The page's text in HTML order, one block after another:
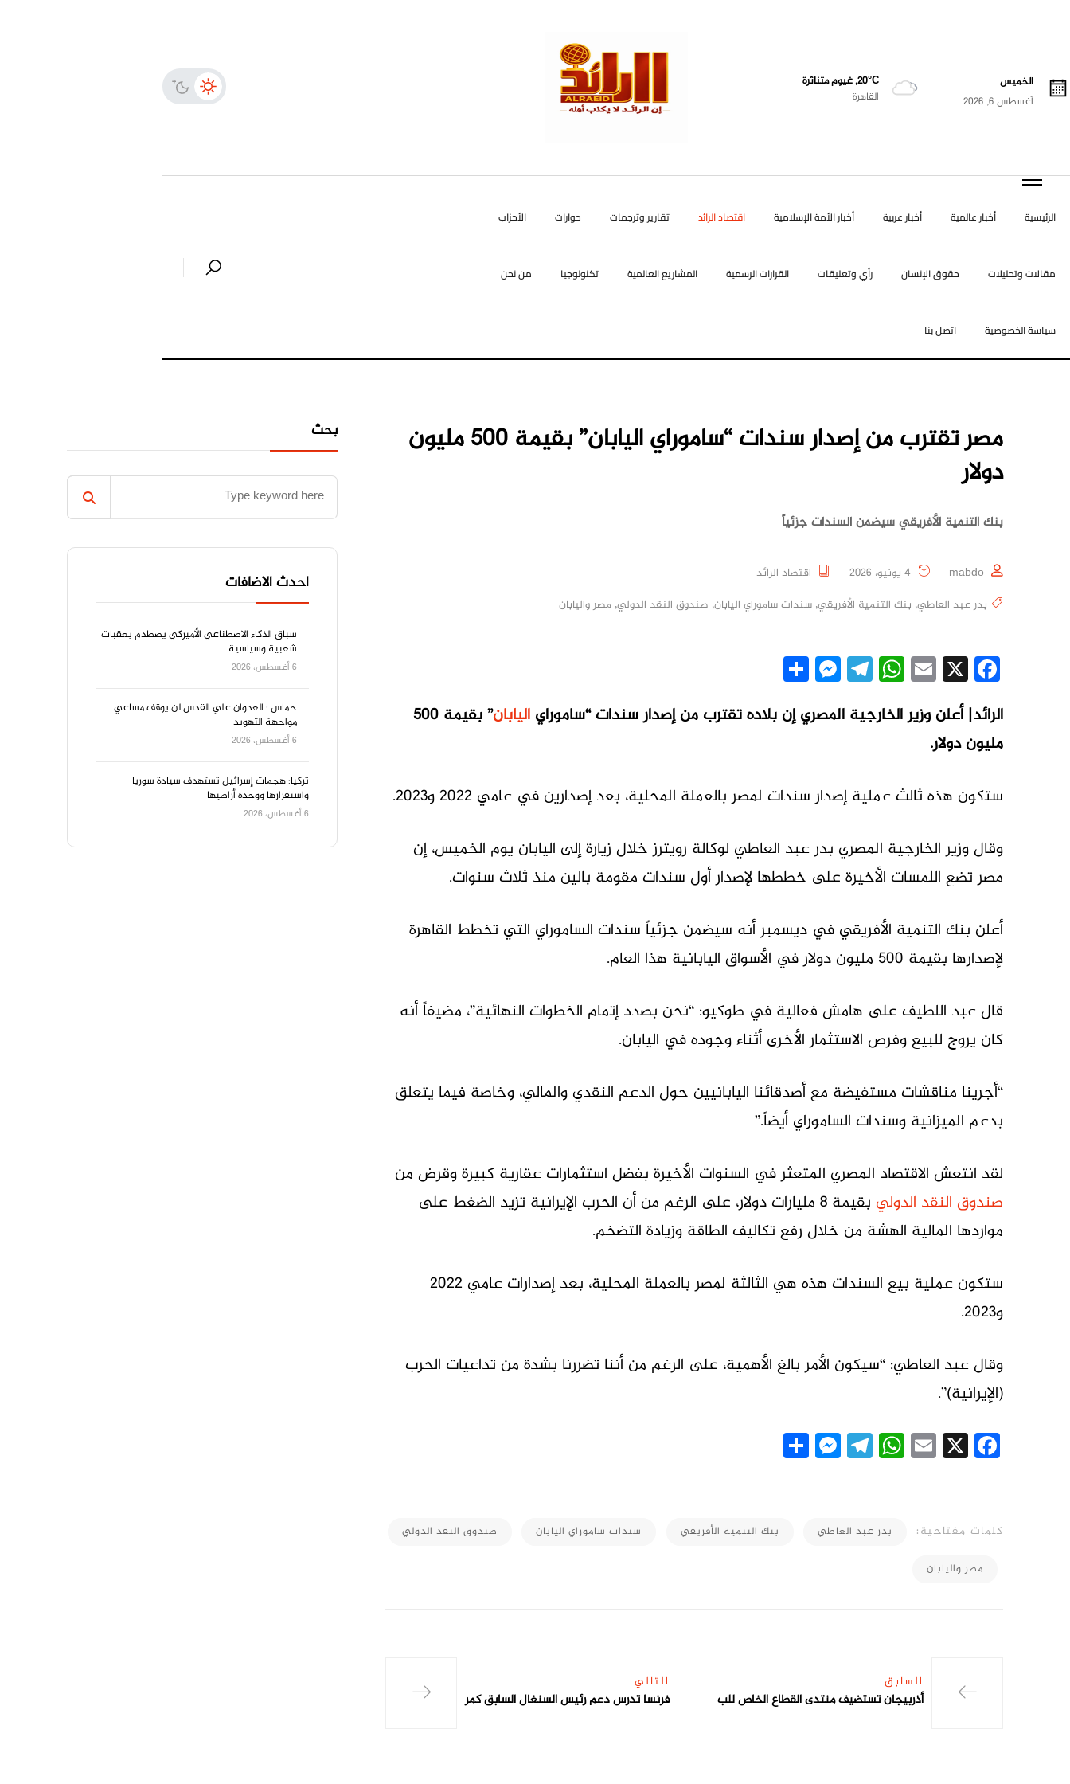
الخميس
أغسطس 6, 2026
20°C, غيوم متناثرة
القاهرة
الرئيسية أخبار عالمية أخبار عربية أخبار الأمة الإسلامية اقتصاد الرائد تقارير وترجمات حوارات الأحزاب
مقالات وتحليلات حقوق الإنسان رأي وتعليقات القرارات الرسمية المشاريع العالمية تكنولوجيا من نحن
سياسة الخصوصية اتصل بنا
مصر تقترب من إصدار سندات “ساموراي اليابان” بقيمة 500 مليون
دولار
بنك التنمية الأفريقي سيضمن السندات جزئياً
mabdo
اقتصاد الرائد
بدر عبد العاطي, بنك التنمية الأفريقي, سندات ساموراي اليابان, صندوق النقد الدولي, مصر واليابان
Facebook
X
Email
WhatsApp
Telegram
Messenger
الرائد| أعلن وزير الخارجية المصري إن بلاده تقترب من إصدار سندات “ساموراي اليابان
” بقيمة 500
مليون دولار.
ستكون هذه ثالث عملية إصدار سندات لمصر بالعملة المحلية، بعد إصدارين في عامي 2022 و2023.
وقال وزير الخارجية المصري بدر عبد العاطي لوكالة رويترز خلال زيارة إلى اليابان يوم الخميس، إن
مصر تضع اللمسات الأخيرة على خططها لإصدار أول سندات مقومة بالين منذ ثلاث سنوات.
أعلن بنك التنمية الأفريقي في ديسمبر أنه سيضمن جزئياً سندات الساموراي التي تخطط القاهرة
لإصدارها بقيمة 500 مليون دولار في الأسواق اليابانية هذا العام.
قال عبد اللطيف على هامش فعالية في طوكيو: “نحن بصدد إتمام الخطوات النهائية”، مضيفاً أنه
كان يروج للبيع وفرص الاستثمار الأخرى أثناء وجوده في اليابان.
“أجرينا مناقشات مستفيضة مع أصدقائنا اليابانيين حول الدعم النقدي والمالي، وخاصة فيما يتعلق
بدعم الميزانية وسندات الساموراي أيضاً.”
لقد انتعش الاقتصاد المصري المتعثر في السنوات الأخيرة بفضل استثمارات عقارية كبيرة وقرض من
صندوق النقد الدولي
بقيمة 8 مليارات دولار، على الرغم من أن الحرب الإيرانية تزيد الضغط على
مواردها المالية الهشة من خلال رفع تكاليف الطاقة وزيادة التضخم.
ستكون عملية بيع السندات هذه هي الثالثة لمصر بالعملة المحلية، بعد إصدارات عامي 2022
و2023.
وقال عبد العاطي: “سيكون الأمر بالغ الأهمية، على الرغم من أننا تضررنا بشدة من تداعيات الحرب
(الإيرانية)”.
Facebook
X
Email
WhatsApp
Telegram
Messenger
كلمات مفتاحية: بدر عبد العاطي بنك التنمية الأفريقي سندات ساموراي اليابان صندوق النقد الدولي
مصر واليابان
السابق
أذربيجان تستضيف منتدى القطاع الخاص للب
التالي
فرنسا تدرس دعم رئيس السنغال السابق كمر
بحث
احدث الاضافات
سباق الذكاء الاصطناعي الأميركي يصطدم بعقبات
شعبية وسياسية
6 أغسطس، 2026
حماس : العدوان علي القدس لن يوقف مساعي
مواجهة التهويد
6 أغسطس، 2026
تركيا: هجمات إسرائيل تستهدف سيادة سوريا
واستقرارها ووحدة أراضيها
6 أغسطس، 2026